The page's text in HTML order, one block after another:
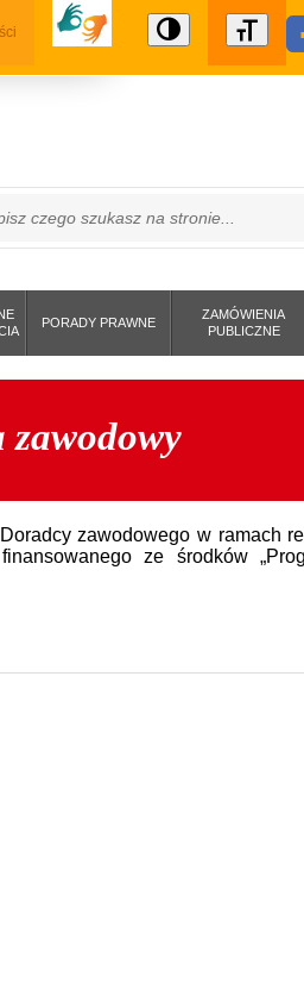
PORADY PRAWNE
ZAMÓWIENIA
PUBLICZNE
zawodowego w ramach
finansowanego ze środków